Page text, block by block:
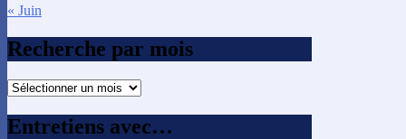
« Juin
Recherche par mois
Recherche
mois
Entretiens avec…